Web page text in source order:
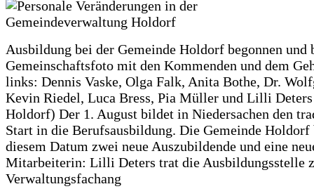
Ausbildung bei der Gemeinde Holdorf begonnen und
Gemeinschaftsfoto mit den Kommenden und dem
links: Dennis Vaske, Olga Falk, Anita Bothe, Dr.
Kevin Riedel, Luca Bress, Pia Müller und Lilli
Holdorf) Der 1. August bildet in Niedersachen den
Start in die Berufsausbildung. Die Gemeinde Holdorf
diesem Datum zwei neue Auszubildende und eine
Mitarbeiterin: Lilli Deters trat die Ausbildungsstelle
Verwaltungsfachang